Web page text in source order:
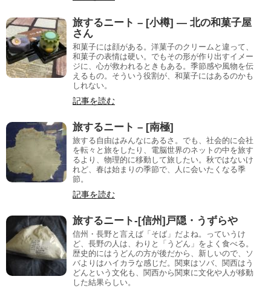
旅するニート – [小樽] — 北の和菓子屋
さん
和菓子には顔がある。洋菓子のクリームと違って、
和菓子の表情は硬い。でもその形が作り出すイメー
ジに、心が救われるときもある。季節感や風物を伝
えるもの。そういう役割が、和菓子にはあるのかも
しれない。
記事を読む
旅するニート – [南極]
旅する自由はみんなにあるさ。でも、社会的に会社
を転々と旅をしたり、電脳世界のネットの中を旅す
るより、物理的に移動して旅したい。秋ではないけ
れど、春は始まりの季節で、人に会いたくなる季
節。
記事を読む
旅するニート-[信州]戸隠・うずらや
信州・長野と言えば「そば」だよね。っていうけ
ど、長野の人は、わりと「うどん」をよく食べる。
歴史的にはうどんの方が後だから、新しいので、ソ
バよりはハイカラな感じだ。関東はソバ、関西はう
どんという文化も、関西から関東に文化や人が移動
した結果らしい。